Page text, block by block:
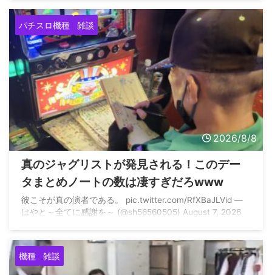
パチスロ機種 雑談
2026/8/8
真のジャグリストが発見される！このデー
タまとめノートの数は凄すぎだろwww
彼こそが真の演者である。 pic.twitter.com/RfXBaJLVid —
はやと～全てに感謝を～ (@sh56560505) August 7, 2026
機種 雑談